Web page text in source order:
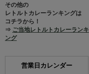
その他の
レトルトカレーランキングは
コチラから！
⇒ ご当地レトルトカレーランキ
ング
営業日カレンダー